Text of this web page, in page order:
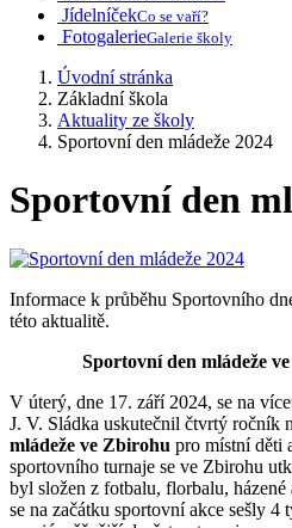
JídelníčekCo se vaří?
FotogalerieGalerie školy
Úvodní stránka
Základní škola
Aktuality ze školy
Sportovní den mládeže 2024
Sportovní den
Informace k průběhu Sportovního
této aktualitě.
Sportovní den mládeže
V úterý, dne 17. září 2024, se na
J. V. Sládka uskutečnil čtvrtý ročník
mládeže ve Zbirohu pro místní děti
sportovního turnaje se ve Zbirohu
byl složen z fotbalu, florbalu, házené
se na začátku sportovní akce sešly 4